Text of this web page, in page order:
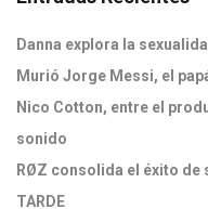
Danna explora la
Murió Jorge Messi, el
Nico Cotton, entre el
sonido
RØZ consolida el éxito de
TARDE